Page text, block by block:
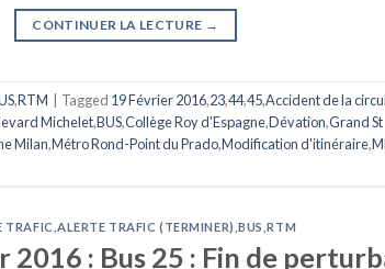
CONTINUER LA LECTURE →
,RTM Tagged 19 Février 2016,23,44,45,Accident de la
Michelet,BUS,Collège Roy d'Espagne,Dévation,Grand St
Milan,Métro Rond-Point du Prado,Modification d'itinéraire,
TRAFIC ,ALERTE TRAFIC (TERMINER) ,BUS ,RTM
2016 : Bus 25 : Fin de